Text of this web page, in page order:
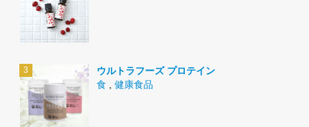
ウルトラフーズ プロテイン
食
健康食品